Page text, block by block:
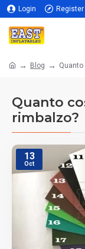
Login Register
Blog
Quanto
rimbalzo?
13
Oct